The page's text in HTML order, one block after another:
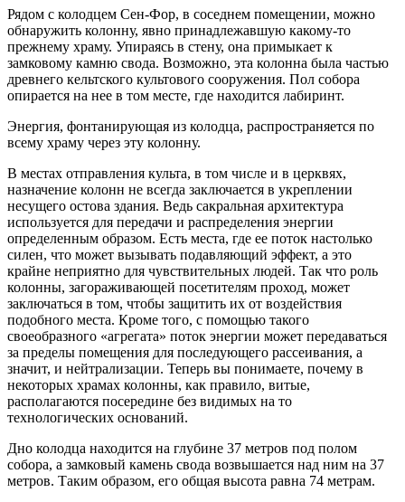
Рядом с колодцем Сен-Фор, в соседнем помещении, можно
обнаружить колонну, явно принадлежавшую какому-то
прежнему храму. Упираясь в стену, она примыкает к
замковому камню свода. Возможно, эта колонна была частью
древнего кельтского культового сооружения. Пол собора
опирается на нее в том месте, где находится лабиринт.
Энергия, фонтанирующая из колодца, распространяется по
всему храму через эту колонну.
В местах отправления культа, в том числе и в церквях,
назначение колонн не всегда заключается в укреплении
несущего остова здания. Ведь сакральная архитектура
используется для передачи и распределения энергии
определенным образом. Есть места, где ее поток настолько
силен, что может вызывать подавляющий эффект, а это
крайне неприятно для чувствительных людей. Так что роль
колонны, загораживающей посетителям проход, может
заключаться в том, чтобы защитить их от воздействия
подобного места. Кроме того, с помощью такого
своеобразного «агрегата» поток энергии может передаваться
за пределы помещения для последующего рассеивания, а
значит, и нейтрализации. Теперь вы понимаете, почему в
некоторых храмах колонны, как правило, витые,
располагаются посередине без видимых на то
технологических оснований.
Дно колодца находится на глубине 37 метров под полом
собора, а замковый камень свода возвышается над ним на 37
метров. Таким образом, его общая высота равна 74 метрам.